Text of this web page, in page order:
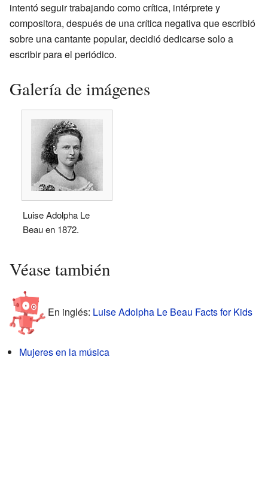
intentó seguir trabajando como crítica, intérprete y
compositora, después de una crítica negativa que escribió
sobre una cantante popular, decidió dedicarse solo a
escribir para el periódico.
Galería de imágenes
Luise Adolpha Le
Beau en 1872.
Véase también
En inglés: Luise Adolpha Le Beau Facts for Kids
Mujeres en la música